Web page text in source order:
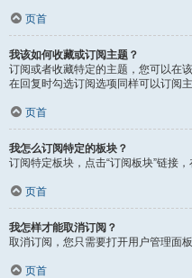
页首
我该如何收藏或订阅主题？
订阅或者收藏特定的主题，您可以在
在回复时勾选订阅选项同样可以订阅主
页首
我怎么订阅特定的板块？
订阅特定板块，点击“订阅板块”链接，
页首
我怎样才能取消订阅？
取消订阅，您只需要打开用户管理面
页首